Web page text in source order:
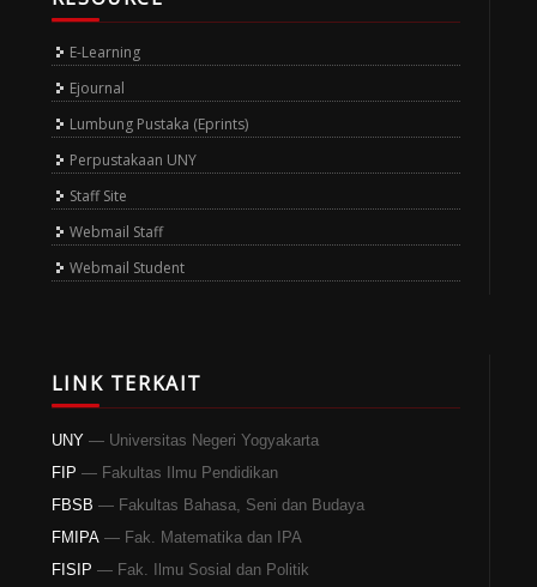
E-Learning
Ejournal
Lumbung Pustaka (Eprints)
Perpustakaan UNY
Staff Site
Webmail Staff
Webmail Student
LINK TERKAIT
UNY — Universitas Negeri Yogyakarta
FIP — Fakultas Ilmu Pendidikan
FBSB — Fakultas Bahasa, Seni dan Budaya
FMIPA — Fak. Matematika dan IPA
FISIP — Fak. Ilmu Sosial dan Politik